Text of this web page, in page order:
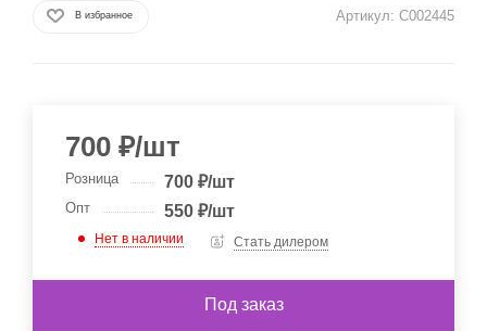
В избранное Артикул: C002445
700 ₽/шт
Розница 700₽/шт
Опт 550₽/шт
Нет в наличии Стать дилером
Под заказ